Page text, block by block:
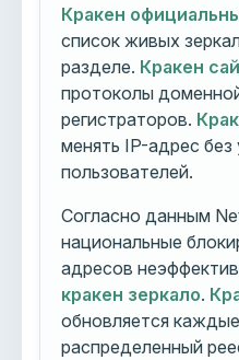
Кракен
список живых
разделе. Кракен
протоколы
регистраторов.
менять IP-адрес
пользователей.
Согласно данным
национальные
адресов
кракен зеркало.
обновляется
распределенный